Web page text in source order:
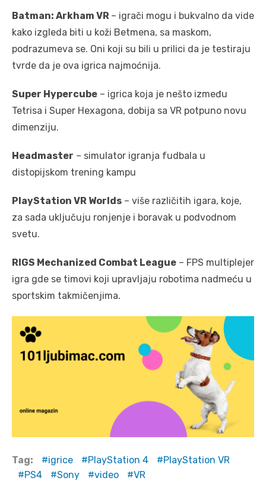
Batman: Arkham VR – igrači mogu i bukvalno da vide
kako izgleda biti u koži Betmena, sa maskom,
podrazumeva se. Oni koji su bili u prilici da je testiraju
tvrde da je ova igrica najmoćnija.
Super Hypercube – igrica koja je nešto između
Tetrisa i Super Hexagona, dobija sa VR potpuno novu
dimenziju.
Headmaster – simulator igranja fudbala u
distopijskom trening kampu
PlayStation VR Worlds – više različitih igara, koje,
za sada uključuju ronjenje i boravak u podvodnom
svetu.
RIGS Mechanized Combat League – FPS multiplejer
igra gde se timovi koji upravljaju robotima nadmeću u
sportskim takmičenjima.
Tag: igrice PlayStation 4
PlayStation VR
PS4
Sony video VR